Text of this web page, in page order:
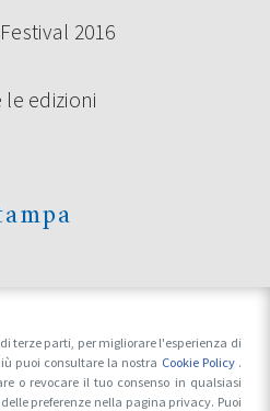
2016
le edizioni
e Fotografi
terze parti, per migliorare l'esperienza di
puoi consultare la nostra Cookie Policy .
o revocare il tuo consenso in qualsiasi
preferenze nella pagina privacy. Puoi